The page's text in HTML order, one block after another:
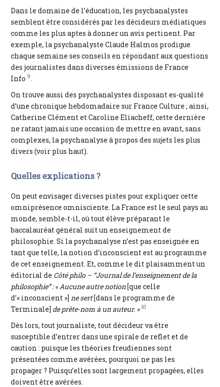
Dans le domaine de l’éducation, les psychanalystes
semblent être considérés par les décideurs médiatiques
comme les plus aptes à donner un avis pertinent. Par
exemple, la psychanalyste Claude Halmos prodigue
chaque semaine ses conseils en répondant aux questions
des journalistes dans diverses émissions de France
Info 9.
On trouve aussi des psychanalystes disposant es-qualité
d’une chronique hebdomadaire sur France Culture ; ainsi,
Catherine Clément et Caroline Eliacheff, cette dernière
ne ratant jamais une occasion de mettre en avant, sans
complexes, la psychanalyse à propos des sujets les plus
divers (voir plus haut).
Quelles explications ?
On peut envisager diverses pistes pour expliquer cette
omniprésence omnisciente. La France est le seul pays au
monde, semble-t-il, où tout élève préparant le
baccalauréat général suit un enseignement de
philosophie. Si la psychanalyse n’est pas enseignée en
tant que telle, la notion d’inconscient est au programme
de cet enseignement. Et, comme le dit plaisamment un
éditorial de Côté philo – “Journal de l’enseignement de la
philosophie” : « Aucune autre notion[que celle
d’« inconscient »] ne sert[dans le programme de
Terminale] de prête-nom à un auteur. » 10
Dès lors, tout journaliste, tout décideur va être
susceptible d’entrer dans une spirale de reflet et de
caution : puisque les théories freudiennes sont
présentées comme avérées, pourquoi ne pas les
propager ? Puisqu’elles sont largement propagées, elles
doivent être avérées.